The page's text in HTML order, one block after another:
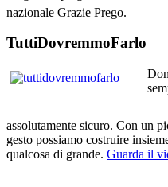
nazionale Grazie Prego.
TuttiDovremmoFarlo
assolutamente sicuro. Con un
gesto possiamo costruire
qualcosa di grande. Guarda il